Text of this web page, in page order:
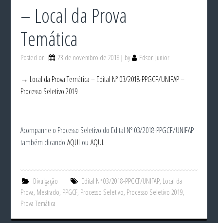
– Local da Prova
Temática
Posted on 23 de novembro de 2018 by Edson Junior
→ Local da Prova Temática – Edital Nº 03/2018-PPGCF/UNIFAP –
Processo Seletivo 2019
Acompanhe o Processo Seletivo do Edital Nº 03/2018-PPGCF/UNIFAP
também clicandoAQUI ouAQUI.
Divulgação Edital Nº 03/2018-PPGCF/UNIFAP, Local da
Prova, Mestrado, PPGCF, Processo Seletivo, Processo Seletivo 2019,
Prova Temática